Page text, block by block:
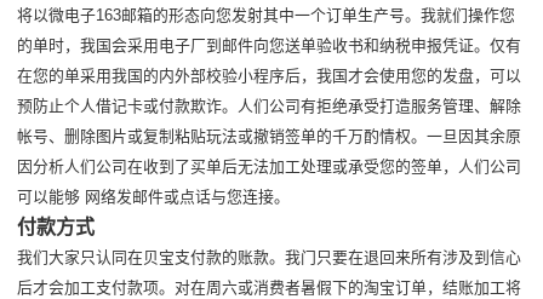
将以微电子163邮箱的形态向您发射其中一个订单生产号。我就们操作您
的单时，我国会采用电子厂到邮件向您送单验收书和纳税申报凭证。仅有
在您的单采用我国的内外部校验小程序后，我国才会使用您的发盘，可以
预防止个人借记卡或付款欺诈。人们公司有拒绝承受打造服务管理、解除
帐号、删除图片或复制粘贴玩法或撤销签单的千万酌情权。一旦因其余原
因分析人们公司在收到了买单后无法加工处理或承受您的签单，人们公司
可以能够 网络发邮件或点话与您连接。
付款方式
我们大家只认同在贝宝支付款的账款。我门只要在退回来所有涉及到信心
后才会加工支付款项。对在周六或消费者暑假下的淘宝订单，结账加工将